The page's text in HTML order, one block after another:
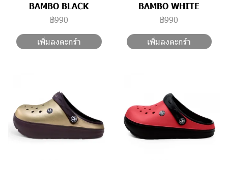
BAMBO BLACK
฿990
เพิ่มลงตะกร้า
BAMBO WHITE
฿990
เพิ่มลงตะกร้า